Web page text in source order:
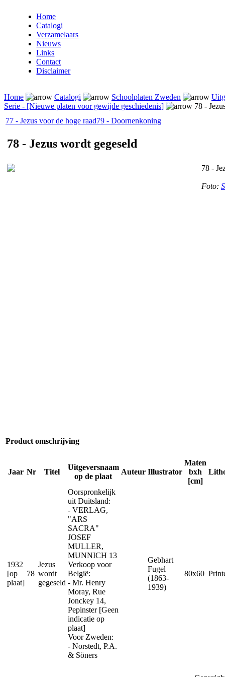
Home
Catalogi
Verzamelaars
Nieuws
Links
Contact
Disclaimer
Home Catalogi Schoolplaten Zweden
Serie - [Nieuwe platen voor gewijde geschiedenis]
78 -
77 - Jezus voor de hoge raad79 - Doornenkoning
78 - Jezus wordt gegeseld
78 -
Foto:
Product omschrijving
Jaar Nr Titel
Uitgeversnaam
op de plaat
Auteur Illustrator
Maten
bxh
[cm]
1932
[op
plaat]
78
Jezus
wordt
gegeseld
Oorspronkelijk
uit Duitsland:
- VERLAG,
"ARS
SACRA"
JOSEF
MULLER,
MUNNICH 13
Verkoop voor
België:
- Mr. Henry
Moray, Rue
Jonckey 14,
Pepinster [Geen
indicatie op
plaat]
Voor Zweden:
- Norstedt, P.A.
& Söners
Gebhart
Fugel
(1863-
1939)
80x60